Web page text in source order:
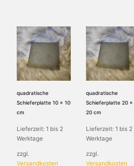
Die
Optionen
können
auf
der
Produktseite
gewählt
werden
quadratische
Schieferplatte 10 x 10
cm
Lieferzeit: 1 bis 2
Werktage
zzgl.
Versandkosten
quadratische
Schieferplatte 20 x
20 cm
Lieferzeit:1 bis 2
Werktage
zzgl.
Versandkosten